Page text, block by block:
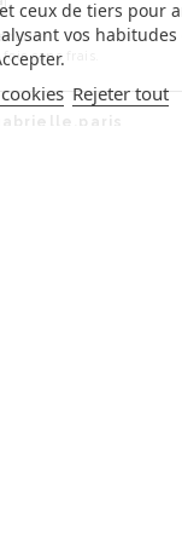
sans frais.
ceux de tiers pour
vos
Rejeter tout